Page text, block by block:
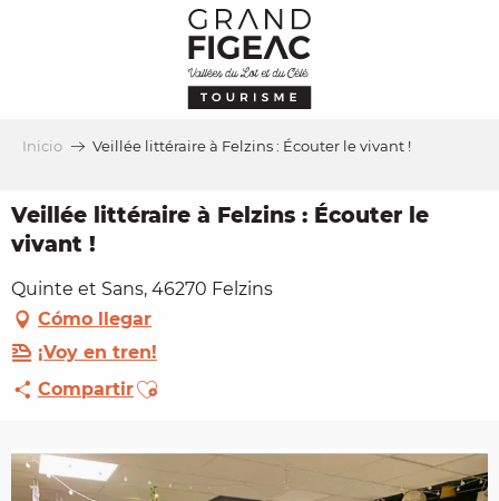
Inicio Veillée littéraire à Felzins : Écouter le vivant !
Veillée littéraire à Felzins : Écouter le
vivant !
Quinte et Sans, 46270 Felzins
Cómo llegar
¡Voy en tren!
CompartirAjouter aux favoris